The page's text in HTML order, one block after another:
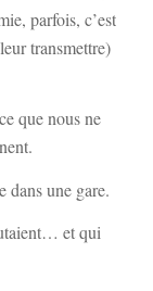
parfois, c’est
transmettre)
que nous ne
dans une gare.
et qui